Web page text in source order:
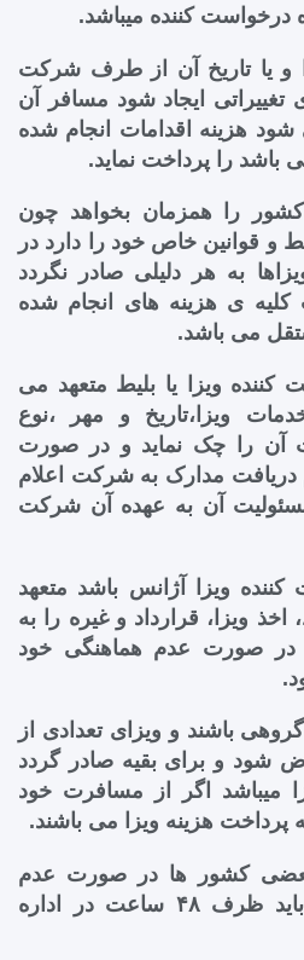
درخواست کننده میباشد.
و یا تاریخ آن از طرف شرکت
تغییراتی ایجاد شود مسافر آن
هزینه اقدامات انجام شده
باشد را پرداخت نماید.
را همزمان بخواهد چون
و قوانین خاص خود را دارد در
به هر دلیلی صادر نگردد
ی هزینه های انجام شده
می باشد.
کننده ویزا یا بلیط متعهد می
ویزا،تاریخ و مهر ،نوع
آن را چک نماید و در صورت
دریافت مدارک به شرکت اعلام
آن به عهده آن شرکت
ویزا آژانس باشد متعهد
ویزا، قرارداد و غیره را به
در صورت عدم هماهنگی خود
باشند و ویزای تعدادی از
شود و برای بقیه صادر گردد
میباشد اگر از مسافرت خود
هزینه ویزا می باشند.
کشور ها در صورت عدم
اقامت در هتل مسافر باید ظرف ۴٨ ساعت در اداره